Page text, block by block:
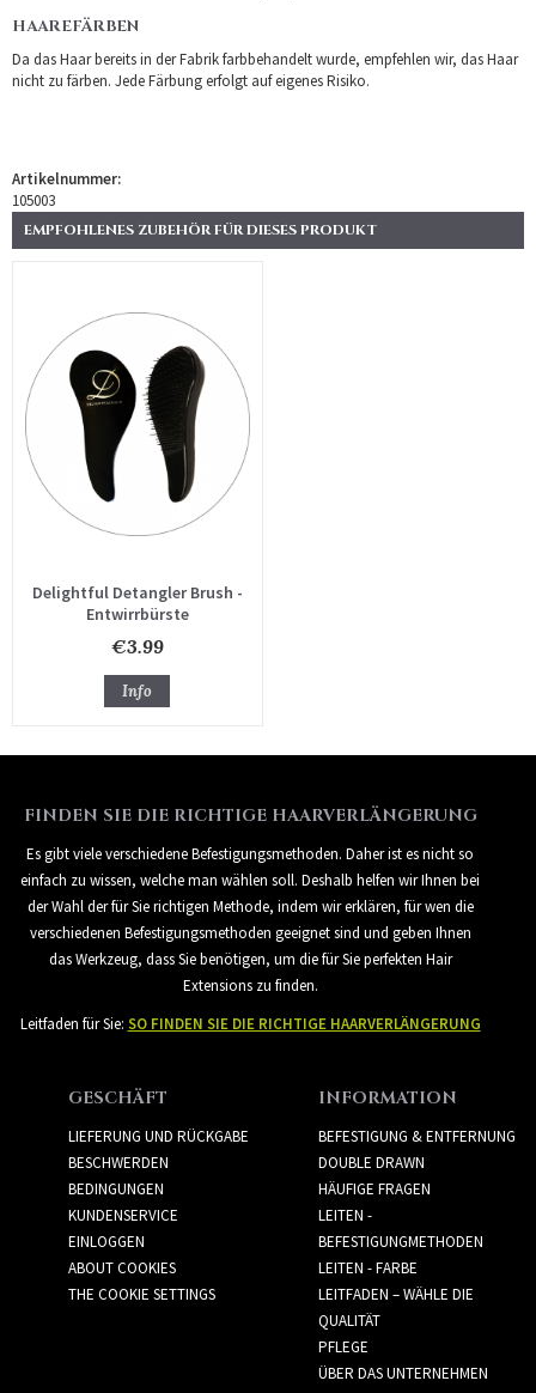
HAAREFÄRBEN
Da das Haar bereits in der Fabrik farbbehandelt wurde, empfehlen wir, das Haar
nicht zu färben. Jede Färbung erfolgt auf eigenes Risiko.
Artikelnummer:
105003
EMPFOHLENES ZUBEHÖR FÜR DIESES PRODUKT
Delightful Detangler Brush -
Entwirrbürste
€3.99
Info
FINDEN SIE DIE RICHTIGE HAARVERLÄNGERUNG
Es gibt viele verschiedene Befestigungsmethoden. Daher ist es nicht so
einfach zu wissen, welche man wählen soll. Deshalb helfen wir Ihnen bei
der Wahl der für Sie richtigen Methode, indem wir erklären, für wen die
verschiedenen Befestigungsmethoden geeignet sind und geben Ihnen
das Werkzeug, dass Sie benötigen, um die für Sie perfekten Hair
Extensions zu finden.
Leitfaden für Sie: SO FINDEN SIE DIE RICHTIGE HAARVERLÄNGERUNG
GESCHÄFT
LIEFERUNG UND RÜCKGABE
BESCHWERDEN
BEDINGUNGEN
KUNDENSERVICE
EINLOGGEN
ABOUT COOKIES
THE COOKIE SETTINGS
INFORMATION
BEFESTIGUNG & ENTFERNUNG
DOUBLE DRAWN
HÄUFIGE FRAGEN
LEITEN -
BEFESTIGUNGMETHODEN
LEITEN - FARBE
LEITFADEN – WÄHLE DIE
QUALITÄT
PFLEGE
ÜBER DAS UNTERNEHMEN